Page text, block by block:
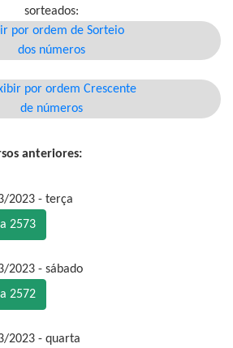
sorteados:
por ordem de Sorteio
dos números
por ordem Crescente
de números
anteriores:
2023 - terça
2573
2023 - sábado
2572
2023 - quarta